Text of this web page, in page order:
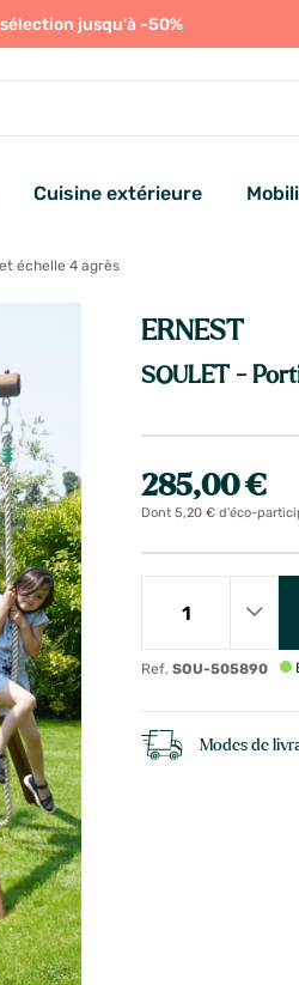
jusqu'à -50%
Cuisine extérieure
échelle 4 agrès
ERNEST
SOULET -
285,00 €
Dont 5,20 € d'éco-
Ref.SOU-505890
Modes de